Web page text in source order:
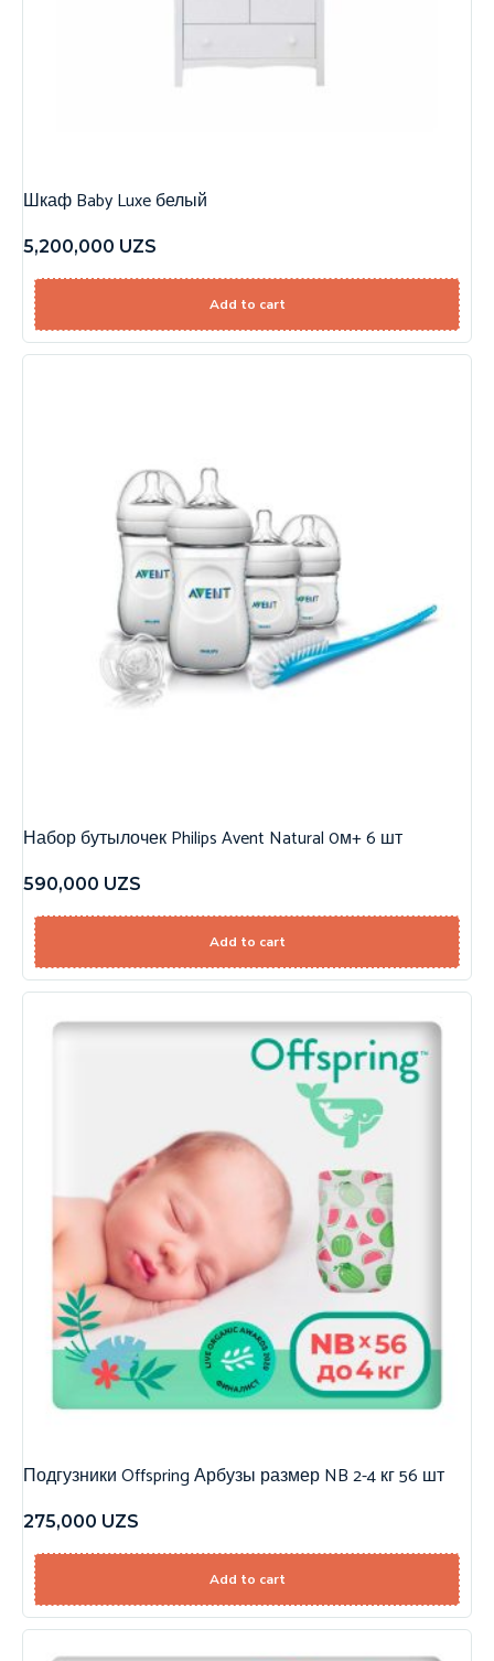
Шкаф Baby Luxe белый
5,200,000 UZS
Add to cart
Набор бутылочек Philips Avent Natural 0м+ 6 шт
590,000 UZS
Add to cart
Подгузники Offspring Арбузы размер NB 2-4 кг 56 шт
275,000 UZS
Add to cart